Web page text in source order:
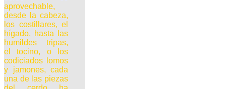
aprovechable,
desde la cabeza,
los costillares, el
hígado, hasta las
humildes tripas,
el tocino, o los
codiciados lomos
y jamones, cada
una de las piezas